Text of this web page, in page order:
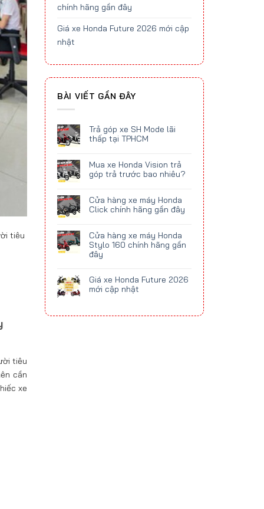
tiêu
tiêu
cần
xe
chính hãng gần đây
Giá xe Honda Future 2026 mới cập
nhật
BÀI VIẾT GẦN ĐÂY
Trả góp xe SH Mode lãi
thấp tại TPHCM
Mua xe Honda Vision trả
góp trả trước bao nhiêu?
Cửa hàng xe máy Honda
Click chính hãng gần đây
Cửa hàng xe máy Honda
Stylo 160 chính hãng gần
đây
Giá xe Honda Future 2026
mới cập nhật